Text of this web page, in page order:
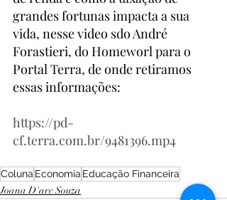
grandes fortunas impacta a sua
vida, nesse video sdo André
Forastieri, do Homeworl para o
Portal Terra, de onde retiramos
essas informações:
https://pd-
cf.terra.com.br/9481396.mp4
Coluna Economia Educação Financeira
Joana D'arc Souza